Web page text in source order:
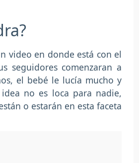
video en donde está con el
seguidores comenzaran a
el bebé le lucía mucho y
no es loca para nadie,
o estarán en esta faceta